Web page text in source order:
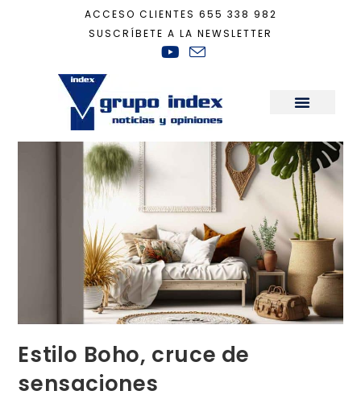
ACCESO CLIENTES 655 338 982
SUSCRÍBETE A LA NEWSLETTER
Decoración
Estilo Boho, cruce de
sensaciones